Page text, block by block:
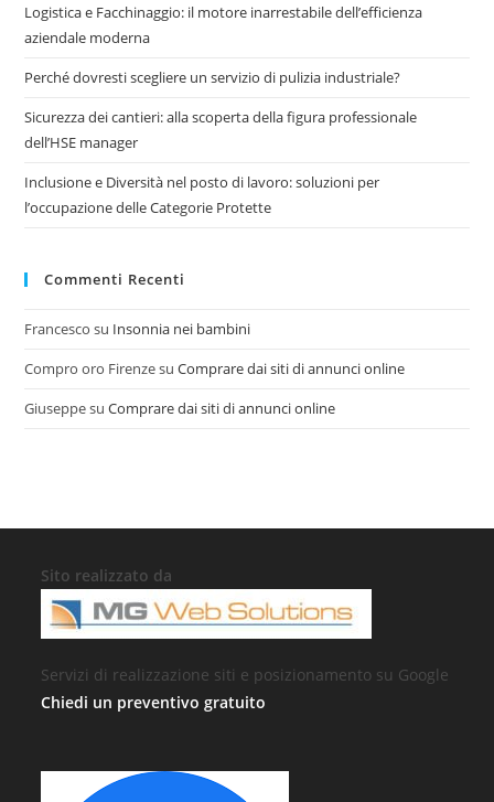
Logistica e Facchinaggio: il motore inarrestabile dell’efficienza
aziendale moderna
Perché dovresti scegliere un servizio di pulizia industriale?
Sicurezza dei cantieri: alla scoperta della figura professionale
dell’HSE manager
Inclusione e Diversità nel posto di lavoro: soluzioni per
l’occupazione delle Categorie Protette
Commenti Recenti
Francesco su Insonnia nei bambini
Compro oro FirenzesuComprare dai siti di annunci online
GiuseppesuComprare dai siti di annunci online
Sito realizzato da
Servizi di realizzazione siti e posizionamento su Google
Chiedi un preventivo gratuito